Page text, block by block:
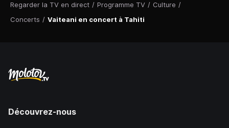
Regarder la TV en direct / Programme TV / Culture /
Concerts / Vaiteani en concert à Tahiti
Découvrez-nous